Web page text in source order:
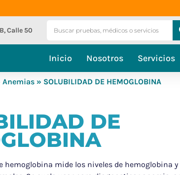
Calle 50
Inicio Nosotros Servicios
Anemias » SOLUBILIDAD DE HEMOGLOBINA
DE
hemoglobina mide los niveles de hemoglobina